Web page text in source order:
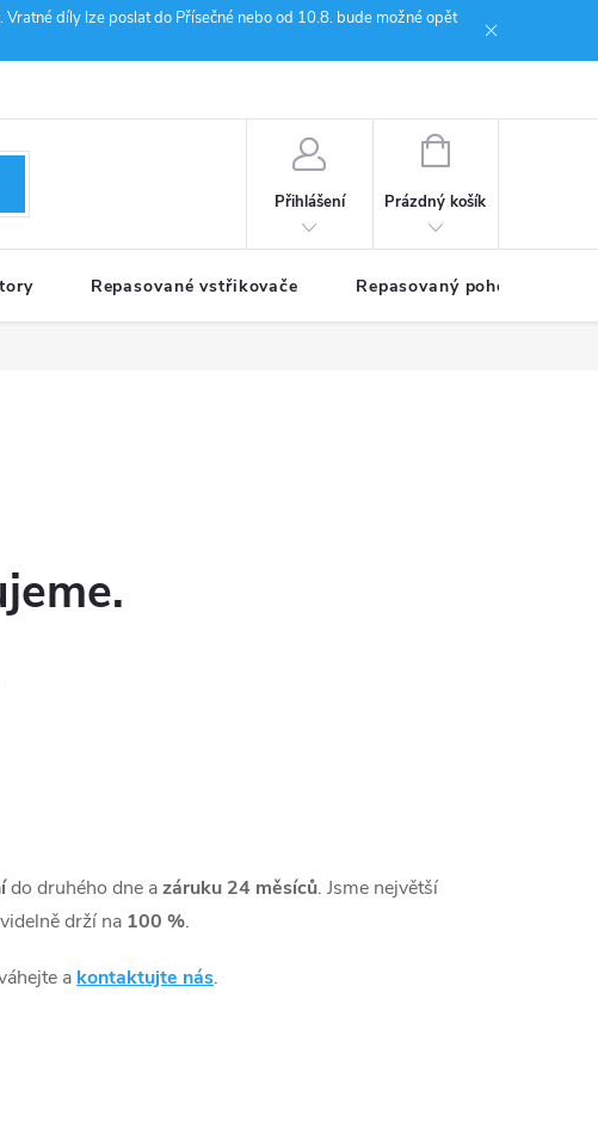
díly lze poslat do Přísečné nebo od 10.8. bude možné opět
Přihlášení
NÁKUPNÍ
Prázdný košík
Repasované vstřikovače Repasovaný pohon TDM
do druhého dne azáruku 24 měsíců. Jsme největší
drží na 100 %.
a kontaktujte nás.